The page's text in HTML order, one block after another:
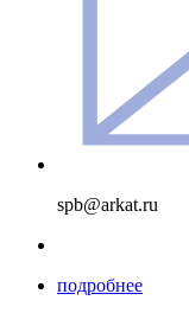
spb@arkat.ru
подробнее